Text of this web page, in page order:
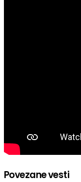
Povezane vesti